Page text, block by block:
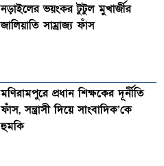
নড়াইলের ভয়ংকর টুটুল মুখার্জীর
জালিয়াতি সাম্রাজ্য ফাঁস
মণিরামপুরে প্রধান শিক্ষকের দূর্নীতি
ফাঁস, সন্ত্রাসী দিয়ে সাংবাদিক’কে
হুমকি